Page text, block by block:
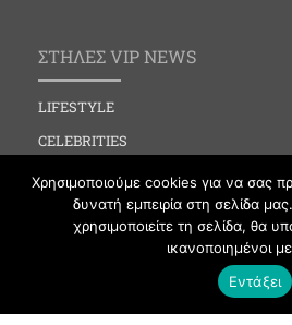
ΣΤΗΛΕΣ VIP NEWS
LIFESTYLE
CELEBRITIES
MEDIA
SOCIAL EVENTS
Χρησιμοποιούμε cookies για να σας
δυνατή εμπειρία στη σελίδα
χρησιμοποιείτε τη σελίδα, θα
ικανοποιημένοι
Εντάξει